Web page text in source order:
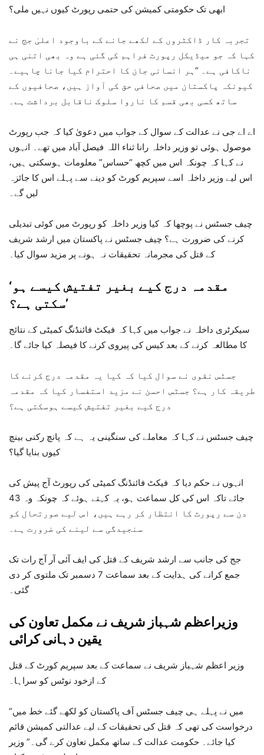
ابھی تک حکومتی کمیشن کی حتمی رپورٹ کیوں نہیں ملی؟
تجربہ کار ڈاکٹروں کے لکھے جانے کے باوجود اعلیٰ جج نے
کہا کہ جو میڈیکل رپورٹ فراہم کی گئی ہے وہ بھی اتنی ہی
ناکافی ہے۔ “ہر انسانی جان کا احترام کیا جانا چاہیے۔
کیونکہ پاکستان میں صحافی حق کی آواز ہیں، صحافیوں کے
ساتھ کسی بھی قسم کا ناروا سلوک ناقابل برداشت ہے۔
اے اے جی نے عدالت کے سوال کے جواب میں دعویٰ کیا کہ جب رپورٹ
موصول ہوئی تو وزیر داخلہ رانا ثناء اللہ فیصل آباد میں تھے۔ انہوں
نے کہا کہ چونکہ اس میں کچھ “حساس” معلومات ہوسکتی ہیں،
اس لیے وزیر داخلہ اسے سپریم کورٹ کو دینے سے پہلے اس کا جائزہ
لیں گے۔
چیف جسٹس نے پوچھا کہ کیا وزیر داخلہ کو رپورٹ میں کوئی تبدیلی
کرنے کی ضرورت ہے؟ چیف جسٹس نے پاکستان میں ارشد شریف
کے قتل کی مجرمانہ تحقیقات نہ ہونے پر مزید سوال کیا۔
‘مقدمہ درج کیے بغیر تفتیش کیسے ہو
سکتی ہے؟’
سیکرٹری داخلہ نے جواب میں کہا کہ فیکٹ فائنڈنگ کمیٹی کے نتائج
کا مطالعہ کرنے کے بعد کیس کی پیروی کرنے کا فیصلہ کیا جائے گا۔
جسٹس نقوی نے سوال کیا کہ کیا یہ مقدمہ درج کرنے کا
طریقہ کار ہے؟ جسٹس احسن نے مزید استفسار کیا کہ مقدمہ
درج کیے بغیر تفتیش کیسے ہوسکتی ہے؟
چیف جسٹس نے کہا کہ معاملے کی سنگینی یہ ہے کہ پانچ رکنی بینچ
کیوں بنایا گیا؟
انہوں نے حکم دیا کہ فیکٹ فائنڈنگ کمیٹی کی رپورٹ آج پیش کی
جائے تاکہ اس کی کل سماعت ہو، یہ کہتے ہوئے کہ چونکہ وہ 43
دن سے رپورٹ کا انتظار کر رہے ہیں، اس لیے صورتحال کو
سنجیدگی سے لینے کی ضرورت ہے۔
جج کی جانب سے ارشد شریف کے قتل کی ایف آئی آر آج رات تک
جمع کرانے کی ہدایت کے بعد سماعت 7 دسمبر تک ملتوی کر دی
گئی۔
وزیراعظم شہباز شریف نے مکمل تعاون کی
یقین دہانی کرائی
وزیر اعظم شہباز شریف نے سماعت کے بعد سپریم کورٹ کے قتل
کے ازخود نوٹس کو سراہا۔
“میں نے پہلے ہی چیف جسٹس آف پاکستان کو لکھے گئے خط میں
درخواست کی تھی کہ قتل کی تحقیقات کے لیے عدالتی کمیشن قائم
کیا جائے۔ حکومت عدالت کے ساتھ مکمل تعاون کرے گی۔” وزیر